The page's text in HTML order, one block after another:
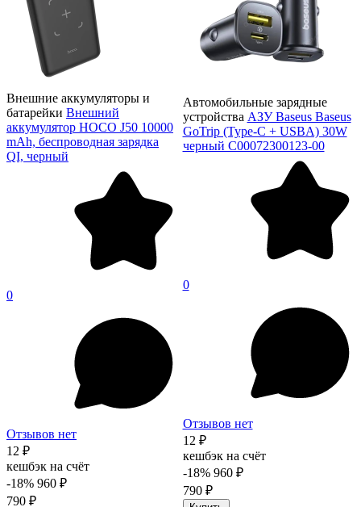
Внешние аккумуляторы и
батарейки Внешний
аккумулятор HOCO J50 10000
mAh, беспроводная зарядка
QI, черный
0
Отзывов нет
12 ₽
кешбэк на счёт
-18% 960 ₽
790 ₽
Автомобильные зарядные
устройства АЗУ Baseus Baseus
GoTrip (Type-C + USBA) 30W
черный C00072300123-00
0
Отзывов нет
12 ₽
кешбэк на счёт
-18% 960 ₽
790 ₽